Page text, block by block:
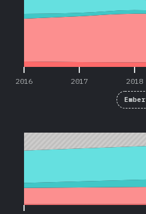
2016 2017 2018
Ember